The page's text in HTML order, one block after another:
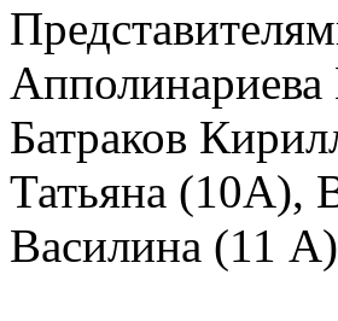
Батраков
Татьяна (10А),
Василина (11